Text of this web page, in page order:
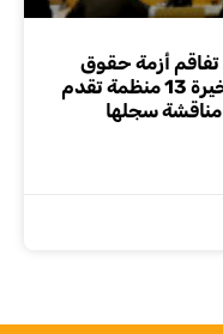
أزمة حقوق
الإنسان في السنوات الخمس الأخيرة 13 منظمة تقدم
مناقشة سجلها